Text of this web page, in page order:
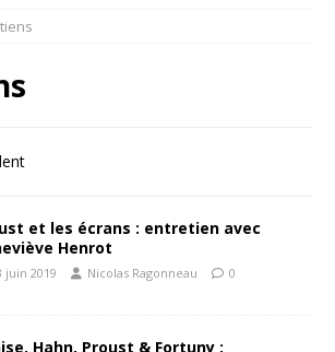
et les écrans : entretien avec
Henrot
juin 2019 Nicolas Ragonneau 0
Hahn, Proust & Fortuny :